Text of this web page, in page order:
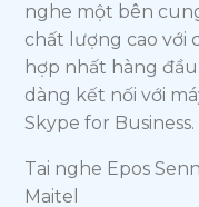
nghe một bên
chất lượng cao với
hợp nhất hàng
dàng kết nối với
Skype for Business.
Tai nghe Epos
Maitel